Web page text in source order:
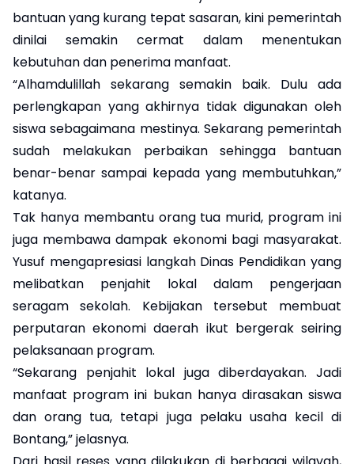
bantuan yang kurang tepat sasaran, kini pemerintah
dinilai semakin cermat dalam menentukan
kebutuhan dan penerima manfaat.
“Alhamdulillah sekarang semakin baik. Dulu ada
perlengkapan yang akhirnya tidak digunakan oleh
siswa sebagaimana mestinya. Sekarang pemerintah
sudah melakukan perbaikan sehingga bantuan
benar-benar sampai kepada yang membutuhkan,”
katanya.
Tak hanya membantu orang tua murid, program ini
juga membawa dampak ekonomi bagi masyarakat.
Yusuf mengapresiasi langkah Dinas Pendidikan yang
melibatkan penjahit lokal dalam pengerjaan
seragam sekolah. Kebijakan tersebut membuat
perputaran ekonomi daerah ikut bergerak seiring
pelaksanaan program.
“Sekarang penjahit lokal juga diberdayakan. Jadi
manfaat program ini bukan hanya dirasakan siswa
dan orang tua, tetapi juga pelaku usaha kecil di
Bontang,” jelasnya.